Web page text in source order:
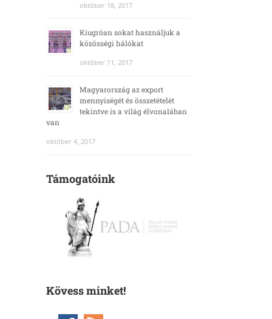
október 18, 2017
Kiugróan sokat használjuk a
közösségi hálókat
október 11, 2017
Magyarország az export
mennyiségét és összetételét
tekintve is a világ élvonalában
van
október 4, 2017
Támogatóink
Kövess minket!